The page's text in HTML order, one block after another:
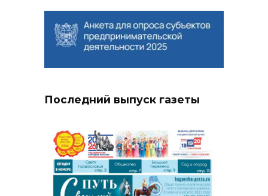
Последний выпуск газеты